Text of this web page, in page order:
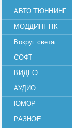
АВТО ТЮННИНГ
МОДДИНГ ПК
Вокруг света
СОФТ
ВИДЕО
АУДИО
ЮМОР
РАЗНОЕ